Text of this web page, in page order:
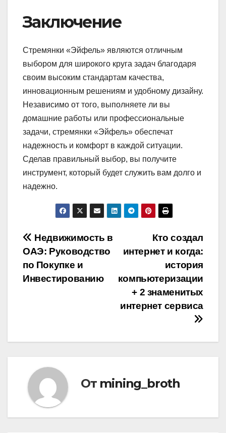
Заключение
Стремянки «Эйфель» являются отличным
выбором для широкого круга задач благодаря
своим высоким стандартам качества,
инновационным решениям и удобному дизайну.
Независимо от того, выполняете ли вы
домашние работы или профессиональные
задачи, стремянки «Эйфель» обеспечат
надежность и комфорт в каждой ситуации.
Сделав правильный выбор, вы получите
инструмент, который будет служить вам долго и
надежно.
Навигация
по
записям
Кто создал
интернет и когда:
история
компьютеризации
+ 2 знаменитых
интернет сервиса
Недвижимость в
ОАЭ: Руководство
по Покупке и
Инвестированию
От mining_broth